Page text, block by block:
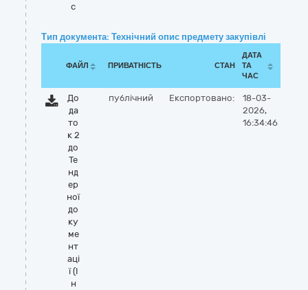
c
Тип документа: Технічний опис предмету закупівлі
ФАЙЛ ПРИВАТНІСТЬ СТАН
ДАТА
ТА
ЧАС
До
да
то
к 2
до
Те
нд
ер
ної
до
ку
ме
нт
аці
ї (І
н
публічний Експортовано:
18-03-
2026,
16:34:46